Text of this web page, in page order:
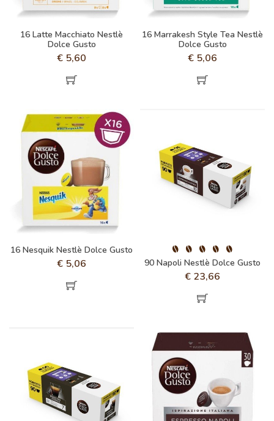
16 Latte Macchiato Nestlè
Dolce Gusto
€ 5,60
16 Marrakesh Style Tea Nestlè
Dolce Gusto
€ 5,06
16 Nesquik Nestlè Dolce Gusto
€ 5,06 90 Napoli Nestlè Dolce Gusto
€ 23,66